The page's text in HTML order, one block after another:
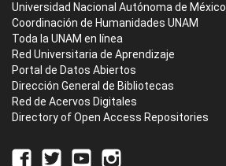
Universidad Nacional Autónoma de México
Coordinación de Humanidades UNAM
Toda la UNAM en línea
Red Universitaria de Aprendizaje
Portal de Datos Abiertos
Dirección General de Bibliotecas
Red de Acervos Digitales
Directory of Open Access Repositories